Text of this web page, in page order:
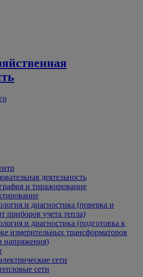
деятельность
и тиражирование
и диагностика (поверка и
приборов учета тепла)
и диагностика (подготовка к
измерительных трансформаторов
напряжения)
сети
сети